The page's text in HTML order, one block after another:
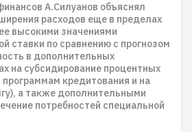
А.Силуанов объяснял
расходов еще в пределах
высокими значениями
ставки по сравнению с прогнозом
в дополнительных
на субсидирование процентных
кредитования и на
а также дополнительными
потребностей специальной